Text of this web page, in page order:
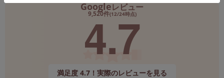
Googleレビュー
9,520件(12/24時点)
4.7
満足度 4.7！実際のレビューを見る